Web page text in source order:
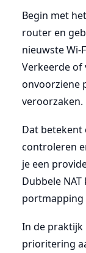
Begin met
router en
nieuwste Wi-
Verkeerde
onvoorziene
veroorzaken.
Dat betekent
controleren
je een
Dubbele
portmapping
In de praktijk
prioritering